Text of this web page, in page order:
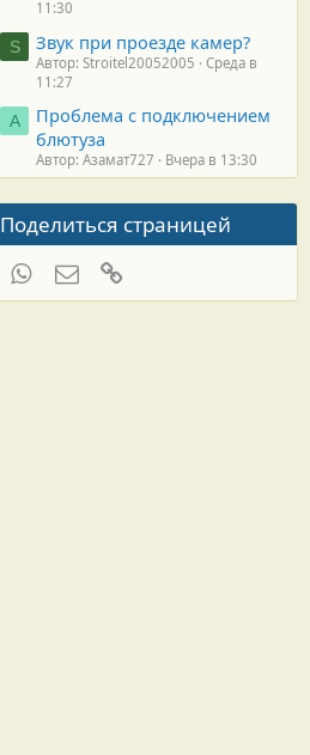
11:30
S Звук при проезде камер?
Автор: Stroitel20052005
Среда в
11:27
А
Проблема с подключением
блютуза
Автор: Азамат727 Вчера в 13:30
Поделиться страницей
WhatsAppЭлектронная почта